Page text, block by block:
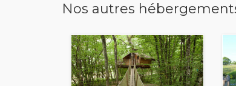
Nos autres